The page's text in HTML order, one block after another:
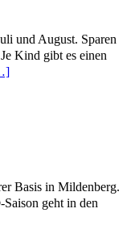
und August. Sparen
Kind gibt es einen
Basis in Mildenberg.
geht in den